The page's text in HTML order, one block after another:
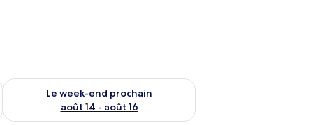
août 7 - août 9
Le week-end prochain
août 14 - août 16
Vérifier la disponibilité pour le week-end prochain août 14 -